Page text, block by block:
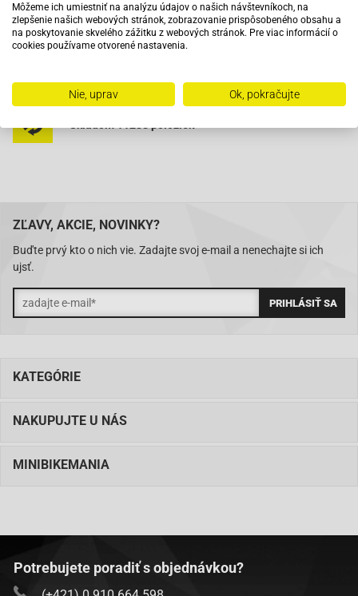
Pri objednaní do 12:00 tovar zajtra u vás
ZĽAVY, AKCIE, NOVINKY?
Buďte prvý kto o nich vie. Zadajte svoj e-mail a nenechajte si ich
ujsť.
KATEGÓRIE
NAKUPUJTE U NÁS
MINIBIKEMANIA
Potrebujete poradiť s objednávkou?
Môžeme ich umiestniť na analýzu údajov o našich návštevníkoch, na
zlepšenie našich webových stránok, zobrazovanie prispôsobeného obsahu a
na poskytovanie skvelého zážitku z webových stránok. Pre viac informácií o
cookies používame otvorené nastavenia.
Nie, uprav Ok, pokračujte